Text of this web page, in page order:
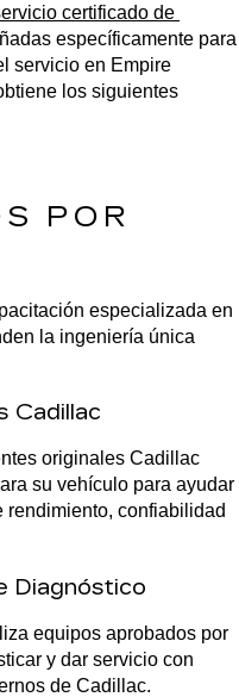
certificado de
específicamente para
servicio en Empire
los siguientes
POR
especializada en
la ingeniería única
Cadillac
originales Cadillac
su vehículo para ayudar
rendimiento, confiabilidad
Diagnóstico
equipos aprobados por
y dar servicio con
de Cadillac.